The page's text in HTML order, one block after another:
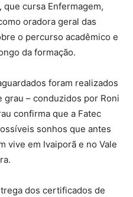
que cursa Enfermagem,
oradora geral das
o percurso acadêmico e
da formação.
foram realizados
– conduzidos por Roni
confirma que a Fatec
sonhos que antes
vive em Ivaiporã e no Vale
dos certificados de